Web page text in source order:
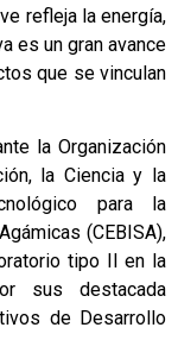
refleja la energía,
es un gran avance
que se vinculan
la Organización
la Ciencia y la
para la
(CEBISA),
tipo II en la
sus destacada
de Desarrollo